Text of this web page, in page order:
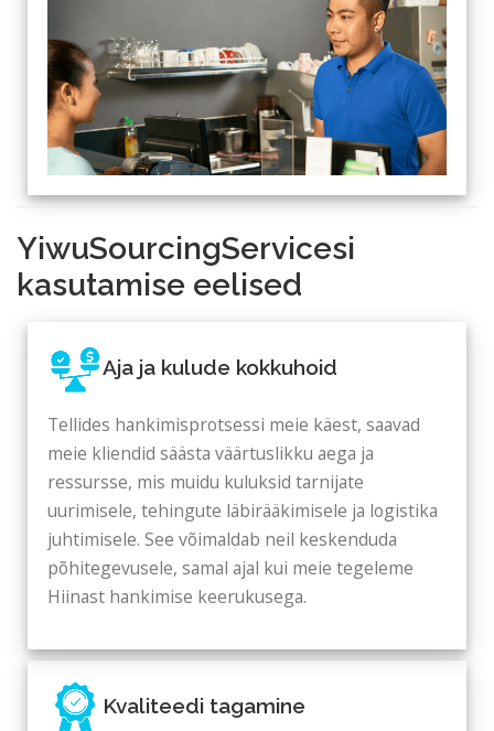
YiwuSourcingServicesi
kasutamise eelised
Aja ja kulude kokkuhoid
Tellides hankimisprotsessi meie käest, saavad
meie kliendid säästa väärtuslikku aega ja
ressursse, mis muidu kuluksid tarnijate
uurimisele, tehingute läbirääkimisele ja logistika
juhtimisele. See võimaldab neil keskenduda
põhitegevusele, samal ajal kui meie tegeleme
Hiinast hankimise keerukusega.
Kvaliteedi tagamine